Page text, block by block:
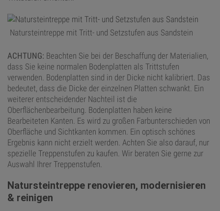
Natursteintreppe mit Tritt- und Setzstufen aus Sandstein
ACHTUNG: Beachten Sie bei der Beschaffung der Materialien,
dass Sie keine normalen Bodenplatten als Trittstufen
verwenden. Bodenplatten sind in der Dicke nicht kalibriert. Das
bedeutet, dass die Dicke der einzelnen Platten schwankt. Ein
weiterer entscheidender Nachteil ist die
Oberflächenbearbeitung. Bodenplatten haben keine
Bearbeiteten Kanten. Es wird zu großen Farbunterschieden von
Oberfläche und Sichtkanten kommen. Ein optisch schönes
Ergebnis kann nicht erzielt werden. Achten Sie also darauf, nur
spezielle Treppenstufen zu kaufen. Wir beraten Sie gerne zur
Auswahl Ihrer Treppenstufen.
Natursteintreppe renovieren, modernisieren
& reinigen